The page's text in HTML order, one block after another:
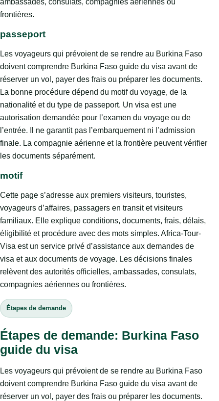
frontières.
passeport
Les voyageurs qui prévoient de se rendre au Burkina Faso
doivent comprendre Burkina Faso guide du visa avant de
réserver un vol, payer des frais ou préparer les documents.
La bonne procédure dépend du motif du voyage, de la
nationalité et du type de passeport. Un visa est une
autorisation demandée pour l’examen du voyage ou de
l’entrée. Il ne garantit pas l’embarquement ni l’admission
finale. La compagnie aérienne et la frontière peuvent vérifier
les documents séparément.
motif
Cette page s’adresse aux premiers visiteurs, touristes,
voyageurs d’affaires, passagers en transit et visiteurs
familiaux. Elle explique conditions, documents, frais, délais,
éligibilité et procédure avec des mots simples. Africa-Tour-
Visa est un service privé d’assistance aux demandes de
visa et aux documents de voyage. Les décisions finales
relèvent des autorités officielles, ambassades, consulats,
compagnies aériennes ou frontières.
Étapes de demande
Étapes de demande: Burkina Faso
guide du visa
Les voyageurs qui prévoient de se rendre au Burkina Faso
doivent comprendre Burkina Faso guide du visa avant de
réserver un vol, payer des frais ou préparer les documents.